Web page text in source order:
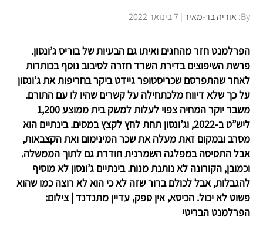
By: אוריה בר-מאיר Posted
7 בינואר 2022
הפרלמנט חזר מהחגים ואיתו גם הבעיות של בוריס ג’ונסון.
פרשת השיפוצים בדירת השרד חזרה לסיבוב נוסף בכותרות
לאחר שהתפרסם שכריסטופר גיידט ביקר בחריפות את ג’ונסון
על כך שלא דיווח מלכתחילה על קשרים שהיו לו עם התורם.
משבר יוקר המחיה צפוי לעלות למשק בית ממוצע 1,200
ליש”ט ב-2022, וג’ונסון תחת לחץ לקצץ במסים. בינתיים הוא
מסרב ובמקום זאת מעלה את שכר המינימום ואת הקצבאות,
אבל התסיסה במפלגה השמרנית חודרת גם לתוך הממשלה.
וכמובן, הקורונה לא נותנת מנוח. בינתיים ג’ונסון לא מוסיף
להגבלות, אבל לכולם ברור שזה לא כי הוא לא רוצה כמו שהוא
פשוט לא יכול. הכיסא, אין ספק, עדיין מתנדנד | צילום:
הפרלמנט הבריטי